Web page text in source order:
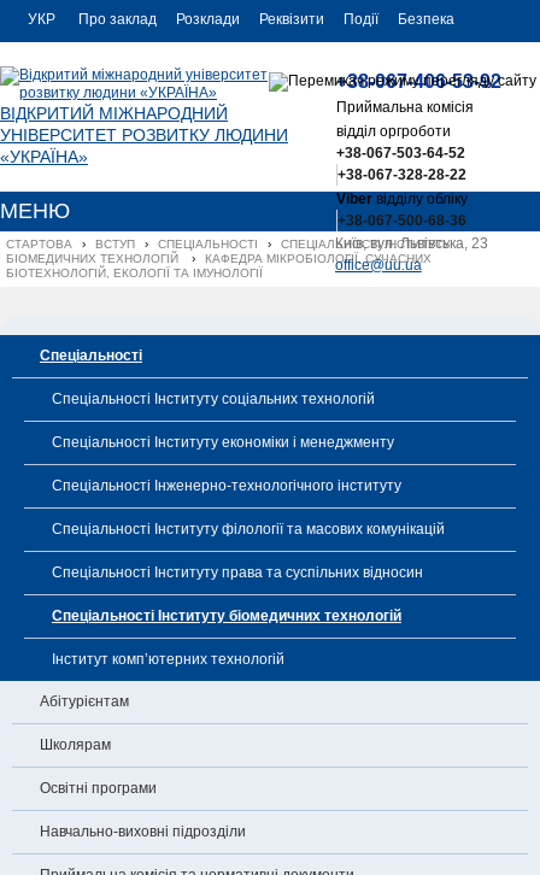
УКР
ENG
Про заклад Розклади Реквізити Події Безпека
ВІДКРИТИЙ МІЖНАРОДНИЙ
УНІВЕРСИТЕТ РОЗВИТКУ ЛЮДИНИ
«УКРАЇНА»
+38-067-406-53-92
Приймальна комісія
відділ оргроботи
+38-067-503-64-52
+38-067-328-28-22
Viberвідділу обліку
+38-067-500-68-36
Київ, вул. Львівська, 23
office@uu.ua
МЕНЮ
СТАРТОВА › ВСТУП › СПЕЦІАЛЬНОСТІ ›
СПЕЦІАЛЬНОСТІ ІНСТИТУТУ
БІОМЕДИЧНИХ ТЕХНОЛОГІЙ
›
КАФЕДРА МІКРОБІОЛОГІЇ, СУЧАСНИХ
БІОТЕХНОЛОГІЙ, ЕКОЛОГІЇ ТА ІМУНОЛОГІЇ
Спеціальності
Спеціальності Інституту соціальних технологій
Спеціальності Інституту економіки і менеджменту
Спеціальності Інженерно-технологічного інституту
Спеціальності Інституту філології та масових комунікацій
Спеціальності Інституту права та суспільних відносин
Спеціальності Інституту біомедичних технологій
Інститут комп’ютерних технологій
Абітурієнтам
Школярам
Освітні програми
Навчально-виховні підрозділи